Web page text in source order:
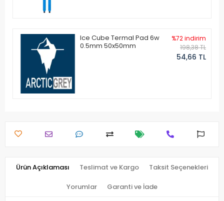
Ice Cube Termal Pad 6w
0.5mm 50x50mm
%72 indirim
198,38 TL
54,66 TL
Ürün Açıklaması Teslimat ve Kargo Taksit Seçenekleri
Yorumlar Garanti ve İade